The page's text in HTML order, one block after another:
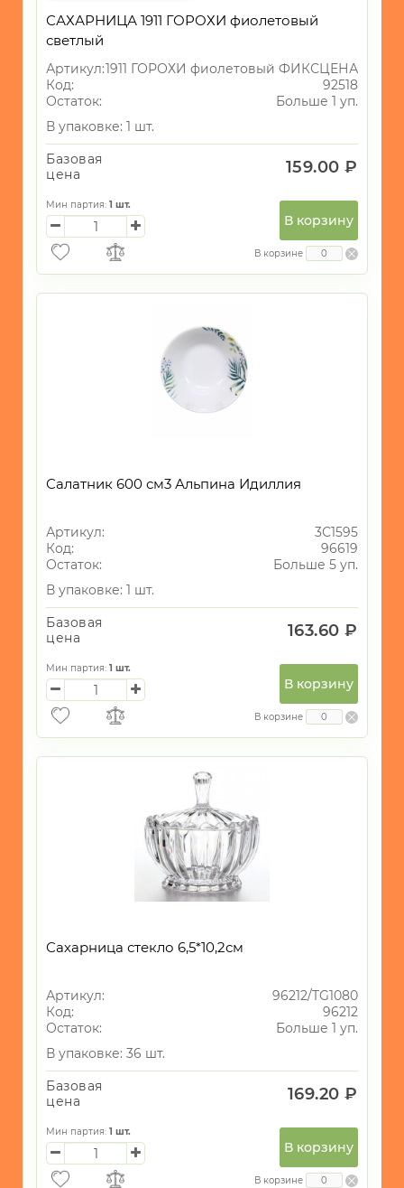
САХАРНИЦА 1911 ГОРОХИ фиолетовый
светлый
Артикул:1911 ГОРОХИ фиолетовый ФИКСЦЕНА
Код:
92518
Остаток:
Больше 1 уп.
В упаковке: 1 шт.
Базовая
цена
159.00 ₽
Мин партия: 1 шт.
В корзину
В корзине
Салатник 600 см3 Альпина Идиллия
Артикул:
3С1595
Код:
96619
Остаток:
Больше 5 уп.
В упаковке: 1 шт.
Базовая
цена
163.60 ₽
Мин партия: 1 шт.
В корзину
В корзине
Сахарница стекло 6,5*10,2см
Артикул:
96212/TG1080
Код:
96212
Остаток:
Больше 1 уп.
В упаковке: 36 шт.
Базовая
цена
169.20 ₽
Мин партия: 1 шт.
В корзину
В корзине